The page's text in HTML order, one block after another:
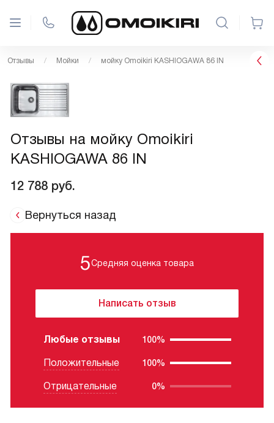
Отзывы Мойки мойку Omoikiri KASHIOGAWA 86 IN
Отзывы на мойку Omoikiri
KASHIOGAWA 86 IN
12 788 руб.
Вернуться назад
5Средняя оценка товара
Написать отзыв
Любые отзывы 100%
Положительные 100%
Отрицательные 0%